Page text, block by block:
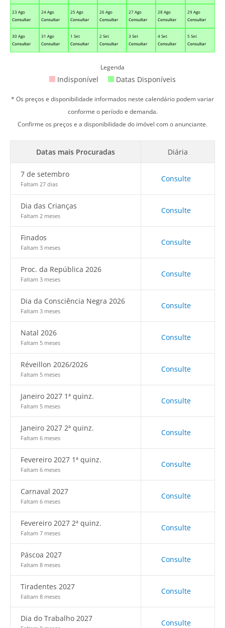
23 Ago
Consultar
24 Ago
Consultar
25 Ago
Consultar
26 Ago
Consultar
27 Ago
Consultar
28 Ago
Consultar
29 Ago
Consultar
30 Ago
Consultar
31 Ago
Consultar
1 Set
Consultar
2 Set
Consultar
3 Set
Consultar
4 Set
Consultar
5 Set
Consultar
Legenda
Indisponível Datas Disponíveis
* Os preços e disponibilidade informados neste calendário podem variar
conforme o período e demanda.
Confirme os preços e a disponibilidade do imóvel com o anunciante.
Datas mais Procuradas Diária
7 de setembro
Faltam 27 dias
Consulte
Dia das Crianças
Faltam 2 meses
Consulte
Finados
Faltam 3 meses
Consulte
Proc. da República 2026
Faltam 3 meses
Consulte
Dia da Consciência Negra 2026
Faltam 3 meses
Consulte
Natal 2026
Faltam 5 meses
Consulte
Réveillon 2026/2026
Faltam 5 meses
Consulte
Janeiro 2027 1ª quinz.
Faltam 5 meses
Consulte
Janeiro 2027 2ª quinz.
Faltam 6 meses
Consulte
Fevereiro 2027 1ª quinz.
Faltam 6 meses
Consulte
Carnaval 2027
Faltam 6 meses
Consulte
Fevereiro 2027 2ª quinz.
Faltam 7 meses
Consulte
Páscoa 2027
Faltam 8 meses
Consulte
Tiradentes 2027
Faltam 8 meses
Consulte
Dia do Trabalho 2027 Consulte